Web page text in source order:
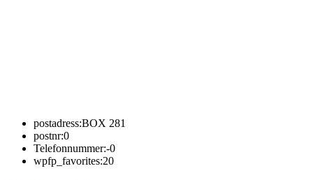
postadress:BOX 281
postnr:0
Telefonnummer:-0
wpfp_favorites:20